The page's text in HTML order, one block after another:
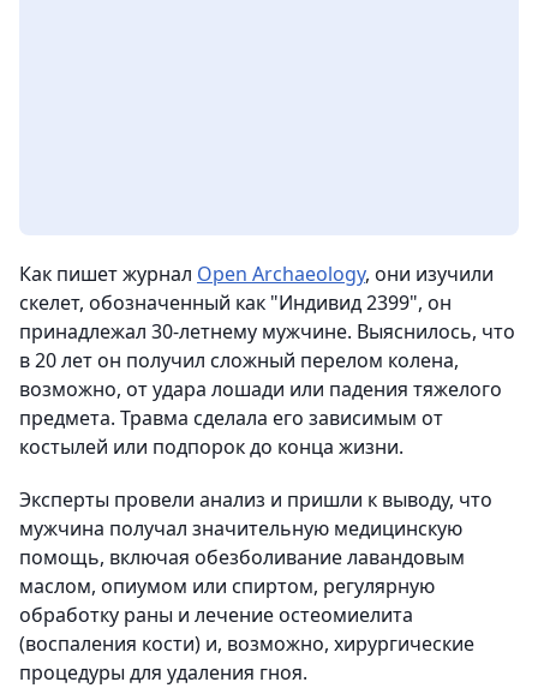
Как пишет журнал Open Archaeology, они изучили
скелет, обозначенный как "Индивид 2399", он
принадлежал 30-летнему мужчине. Выяснилось, что
в 20 лет он получил сложный перелом колена,
возможно, от удара лошади или падения тяжелого
предмета. Травма сделала его зависимым от
костылей или подпорок до конца жизни.
Эксперты провели анализ и пришли к выводу, что
мужчина получал значительную медицинскую
помощь, включая обезболивание лавандовым
маслом, опиумом или спиртом, регулярную
обработку раны и лечение остеомиелита
(воспаления кости) и, возможно, хирургические
процедуры для удаления гноя.